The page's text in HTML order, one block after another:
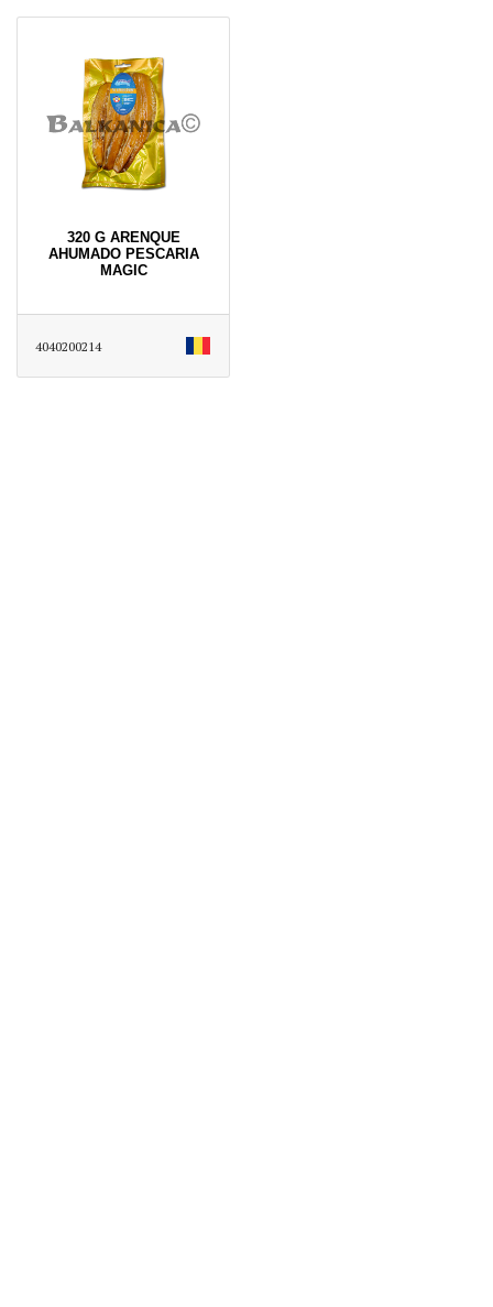
320 G ARENQUE
AHUMADO PESCARIA
MAGIC
4040200214